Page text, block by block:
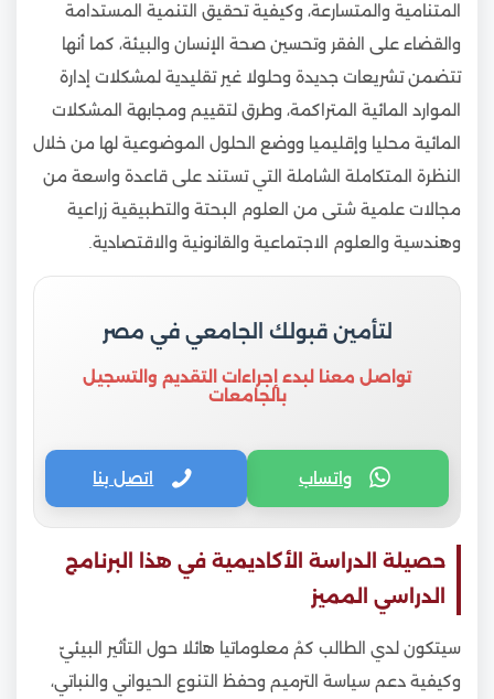
المتنامية والمتسارعة، وكيفية تحقيق التنمية المستدامة
والقضاء على الفقر وتحسين صحة الإنسان والبيئة، كما أنها
تتضمن تشريعات جديدة وحلولا غير تقليدية لمشكلات إدارة
الموارد المائية المتراكمة، وطرق لتقييم ومجابهة المشكلات
المائية محليا وإقليميا ووضع الحلول الموضوعية لها من خلال
النظرة المتكاملة الشاملة التي تستند على قاعدة واسعة من
مجالات علمية شتى من العلوم البحتة والتطبيقية زراعية
وهندسية والعلوم الاجتماعية والقانونية والاقتصادية.
لتأمين قبولك الجامعي في مصر
تواصل معنا لبدء إجراءات التقديم والتسجيل
بالجامعات
واتساب اتصل بنا
حصيلة الدراسة الأكاديمية في هذا البرنامج
الدراسي المميز
سيتكون لدي الطالب كمْ معلوماتيا هائلا حول التأثير البيئيّ
وكيفية دعم سياسة الترميم وحفظ التنوع الحيواني والنباتي،